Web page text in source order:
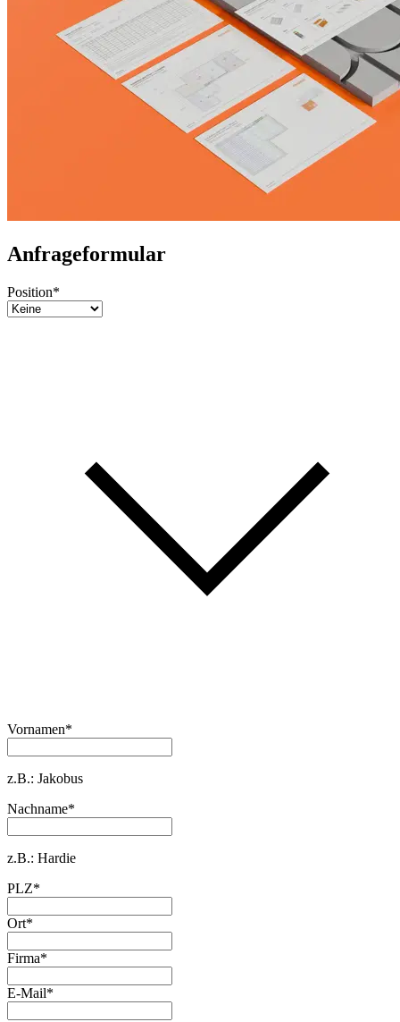
Anfrageformular
Position*
Vornamen*
z.B.: Jakobus
Nachname*
z.B.: Hardie
PLZ*
Ort*
Firma*
E-Mail*